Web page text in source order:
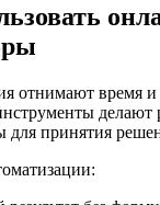
отнимают время
делают
для принятия